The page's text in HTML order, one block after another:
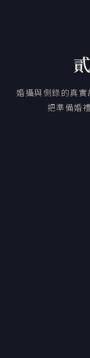
婚攝與側錄的真
把準備婚